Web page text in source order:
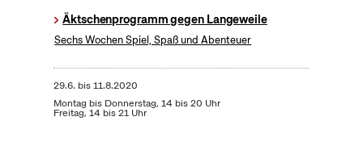
Äktschenprogramm gegen Langeweile
Sechs Wochen Spiel, Spaß und Abenteuer
29.6. bis11.8.2020
Montag bis Donnerstag, 14 bis 20 Uhr
Freitag, 14 bis 21 Uhr